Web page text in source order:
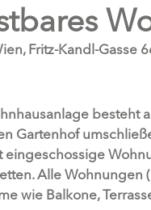
Fritz-Kandl-Gasse
besteht
Gartenhof
eingeschossige
Alle Wohnungen
wie Balkone,